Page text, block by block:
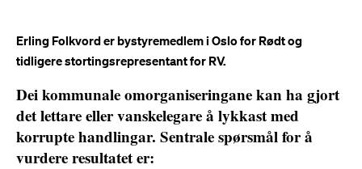
Erling Folkvord er bystyremedlem i Oslo for Rødt og
tidligere stortingsrepresentant for RV.
Dei kommunale omorganiseringane kan ha gjort
det lettare eller vanskelegare å lykkast med
korrupte handlingar. Sentrale spørsmål for å
vurdere resultatet er: